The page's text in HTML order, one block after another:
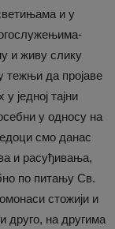
и у
и живу слику
тежњи да пројаве
једној тајни
у односу на
смо данас
и расуђивања,
по питању Св.
стожији и
друго, на другима